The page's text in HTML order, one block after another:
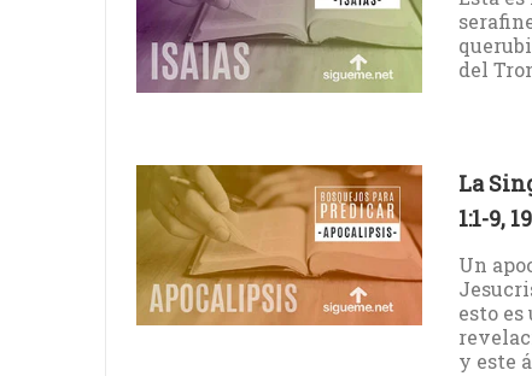
del
La
1:1-9, 19
Un
esto
y este